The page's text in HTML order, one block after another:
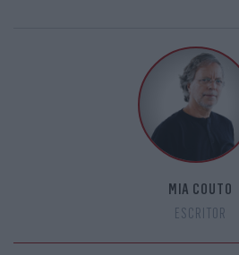
MIA COUTO
ESCRITOR